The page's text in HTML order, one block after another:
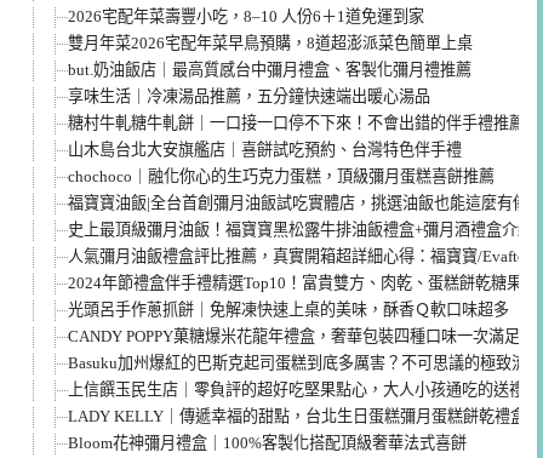
2026宅配年菜壽豐小吃，8–10 人份6＋1道免運到家
雙月年菜2026宅配年菜早鳥預購，8道超澎派菜色簡單上桌
but.奶油飯店｜最高質感台中彌月禮盒、客製化彌月禮推薦
享味生活｜冷凍湯品推薦，五分鐘快速端出暖心湯品
糖村牛軋糖牛軋餅｜一口接一口停不下來！不會出錯的伴手禮推薦
山木島台北大安旗艦店｜喜餅試吃預約、台灣特色伴手禮
chochoco｜融化你心的生巧克力蛋糕，頂級彌月蛋糕喜餅推薦
福寶寶油飯|全台首創彌月油飯試吃實體店，挑選油飯也能這麼有儀
史上最頂級彌月油飯！福寶寶黑松露牛排油飯禮盒+彌月酒禮盒介紹
人氣彌月油飯禮盒評比推薦，真實開箱超詳細心得：福寶寶/Evafter/
2024年節禮盒伴手禮精選Top10！富貴雙方、肉乾、蛋糕餅乾糖果禮
光頭呂手作蔥抓餅｜免解凍快速上桌的美味，酥香Ｑ軟口味超多
CANDY POPPY菓糖爆米花龍年禮盒，奢華包裝四種口味一次滿足
Basuku加州爆紅的巴斯克起司蛋糕到底多厲害？不可思議的極致流
上信饌玉民生店｜零負評的超好吃堅果點心，大人小孩通吃的送禮
LADY KELLY｜傳遞幸福的甜點，台北生日蛋糕彌月蛋糕餅乾禮盒
Bloom花神彌月禮盒｜100%客製化搭配頂級奢華法式喜餅